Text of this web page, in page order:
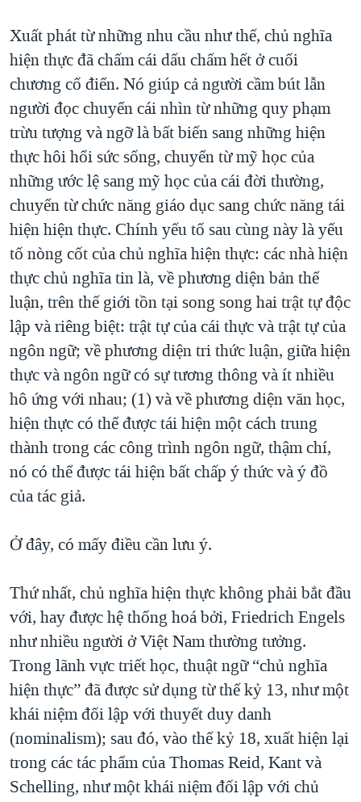
Xuất phát từ những nhu cầu như thế, chủ nghĩa
hiện thực đã chấm cái dấu chấm hết ở cuối
chương cổ điển. Nó giúp cả người cầm bút lẫn
người đọc chuyển cái nhìn từ những quy phạm
trừu tượng và ngỡ là bất biến sang những hiện
thực hôi hổi sức sống, chuyển từ mỹ học của
những ước lệ sang mỹ học của cái đời thường,
chuyển từ chức năng giáo dục sang chức năng tái
hiện hiện thực. Chính yếu tố sau cùng này là yếu
tố nòng cốt của chủ nghĩa hiện thực: các nhà hiện
thực chủ nghĩa tin là, về phương diện bản thể
luận, trên thế giới tồn tại song song hai trật tự độc
lập và riêng biệt: trật tự của cái thực và trật tự của
ngôn ngữ; về phương diện tri thức luận, giữa hiện
thực và ngôn ngữ có sự tương thông và ít nhiều
hô ứng với nhau; (1) và về phương diện văn học,
hiện thực có thể được tái hiện một cách trung
thành trong các công trình ngôn ngữ, thậm chí,
nó có thể được tái hiện bất chấp ý thức và ý đồ
của tác giả.
Ở đây, có mấy điều cần lưu ý.
Thứ nhất, chủ nghĩa hiện thực không phải bắt đầu
với, hay được hệ thống hoá bởi, Friedrich Engels
như nhiều người ở Việt Nam thường tưởng.
Trong lãnh vực triết học, thuật ngữ “chủ nghĩa
hiện thực” đã được sử dụng từ thế kỷ 13, như một
khái niệm đối lập với thuyết duy danh
(nominalism); sau đó, vào thế kỷ 18, xuất hiện lại
trong các tác phẩm của Thomas Reid, Kant và
Schelling, như một khái niệm đối lập với chủ